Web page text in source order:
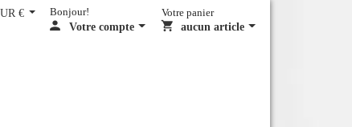
€ Bonjour!
Votre compte
Votre panier
aucun article